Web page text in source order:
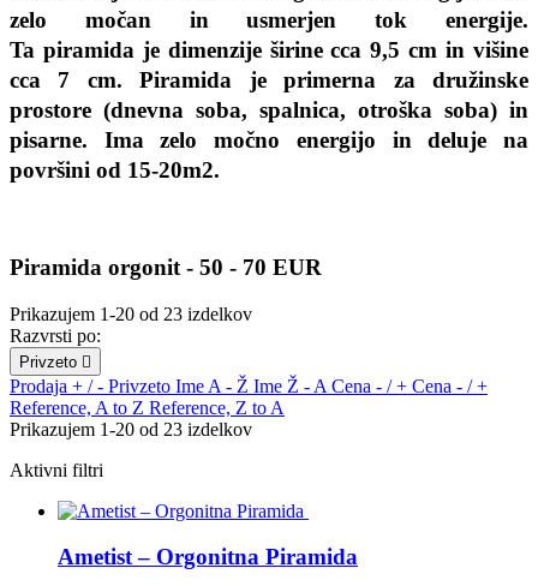
zelo močan in usmerjen tok energije.
Ta piramida jedimenzije širinecca 9,5 cm in višine
cca 7 cm. Piramida je primerna za družinske
prostore (dnevna soba, spalnica, otroška soba) in
pisarne. Ima zelo močno energijo in deluje na
površini od 15-20m2.
Piramida orgonit - 50 - 70 EUR
Prikazujem 1-20 od 23 izdelkov
Razvrsti po:
Privzeto 
Prodaja + / - Privzeto Ime A - Ž Ime Ž - A Cena - / + Cena - / +
Reference, A to Z Reference, Z to A
Prikazujem 1-20 od 23 izdelkov
Aktivni filtri
Ametist – Orgonitna Piramida